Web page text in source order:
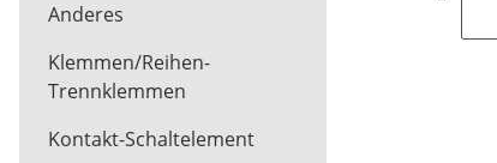
Anderes
Klemmen/Reihen-
Trennklemmen
Kontakt-Schaltelement